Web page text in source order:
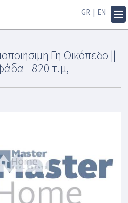
GR | EN
Γη Οικόπεδο ||
- 820 τ.μ,